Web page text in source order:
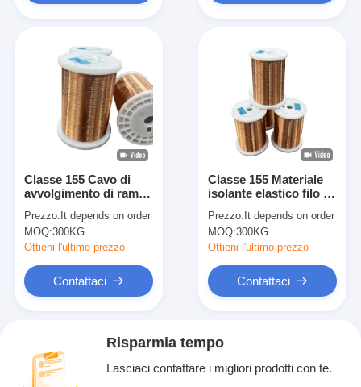
Classe 155 Cavo di
avvolgimento di rame
prestazioni per motori,
trasformatori,
generatori
Prezzo: It depends on order
MOQ:300KG
Ottieni l'ultimo prezzo
Contattaci
Classe 155 Materiale
isolante elastico filo di
smaltato per
trasformatori di lunga
durata
Prezzo: It depends on order
MOQ:300KG
Ottieni l'ultimo prezzo
Contattaci
Risparmia tempo
Lasciaci contattare i migliori prodotti con te.